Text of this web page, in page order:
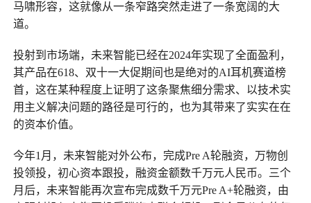
马啸形容，这就像从一条窄路突然走进了一条宽阔的大
道。
投射到市场端，未来智能已经在2024年实现了全面盈利，
其产品在618、双十一大促期间也是绝对的AI耳机赛道榜
首，这在某种程度上证明了这条聚焦细分需求、以技术实
用主义解决问题的路径是可行的，也为其带来了实实在在
的资本价值。
今年1月，未来智能对外公布，完成Pre A轮融资，万物创
投领投，初心资本跟投，融资金额数千万元人民币。三个
月后，未来智能再次宣布完成数千万元Pre A+轮融资，由